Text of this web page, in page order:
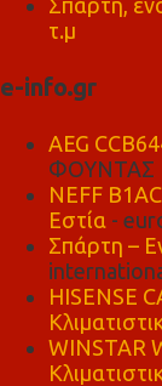
Σπάρτη,
τ.μ
e-info.gr
AEG
ΦΟΥΝΤΑΣ
NEFF
Εστία -
Σπάρτη –
HISENSE
WINSTAR